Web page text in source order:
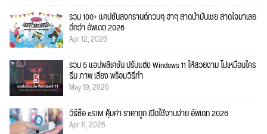
รวม 100+ แคปชั่นสงกรานต์กวนๆ ฮาๆ สาดน้ำมันเชย สาดใจมาเลย
ดีกว่า อัพเดต 2026
Apr 12, 2026
รวม 5 แอปพลิเคชัน ปรับแต่ง Windows 11 ให้สวยงาม ไม่เหมือนใคร
ธีม ภาพ เสียง พร้อมวิธีทำ
May 19, 2026
วิธีซื้อ eSIM คุ้มค่า ราคาถูก เปิดใช้งานง่าย อัพเดท 2026
Apr 11, 2026